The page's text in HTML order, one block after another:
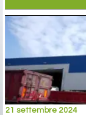
21 settembre 2024